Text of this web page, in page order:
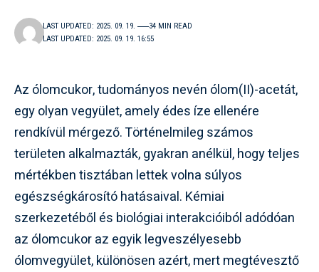
LAST UPDATED: 2025. 09. 19. 16:55
LAST UPDATED: 2025. 09. 19. 34 MIN READ
Az ólomcukor, tudományos nevén ólom(II)-acetát,
egy olyan vegyület, amely édes íze ellenére
rendkívül mérgező. Történelmileg számos
területen alkalmazták, gyakran anélkül, hogy teljes
mértékben tisztában lettek volna súlyos
egészségkárosító hatásaival. Kémiai
szerkezetéből és biológiai interakcióiból adódóan
az ólomcukor az egyik legveszélyesebb
ólomvegyület, különösen azért, mert megtévesztő